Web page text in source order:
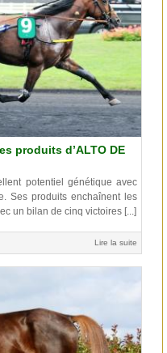
produits d’ALTO DE
potentiel génétique avec
Ses produits enchaînent les
un bilan de cinq victoires [...]
Lire la suite